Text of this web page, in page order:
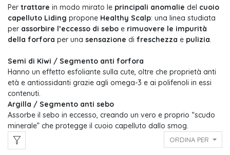
Per trattare in modo mirato le principali anomalie del cuoio
capelluto Liding propone Healthy Scalp: una linea studiata
per assorbire l’eccesso di sebo e rimuovere le impurità
della forfora per una sensazione di freschezza e pulizia.
Semi di Kiwi / Segmento anti forfora
Hanno un effetto esfoliante sulla cute, oltre che proprietà anti
età e antiossidanti grazie agli omega-3 e ai polifenoli in essi
contenuti.
Argilla / Segmento anti sebo
Assorbe il sebo in eccesso, creando un vero e proprio “scudo
minerale” che protegge il cuoio capelluto dallo smog.
ORDINA PER